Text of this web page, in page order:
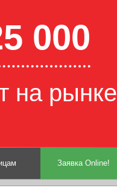
000
на рынке
Заявка Online!